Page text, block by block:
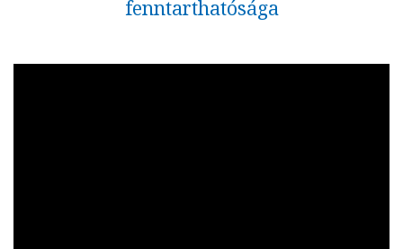
fenntarthatósága